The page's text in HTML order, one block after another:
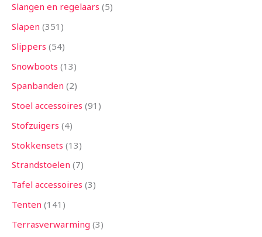
Slangen en regelaars 5
Slapen 351
Slippers 54
Snowboots 13
Spanbanden 2
Stoel accessoires 91
Stofzuigers 4
Stokkensets 13
Strandstoelen 7
Tafel accessoires 3
Tenten 141
Terrasverwarming 3